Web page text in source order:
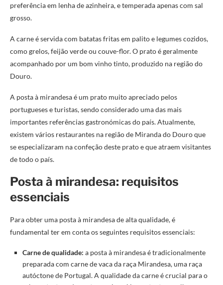
preferência em lenha de azinheira, e temperada apenas com sal
grosso.
A carne é servida com batatas fritas em palito e legumes cozidos,
como grelos, feijão verde ou couve-flor. O prato é geralmente
acompanhado por um bom vinho tinto, produzido na região do
Douro.
A posta à mirandesa é um prato muito apreciado pelos
portugueses e turistas, sendo considerado uma das mais
importantes referências gastronómicas do país. Atualmente,
existem vários restaurantes na região de Miranda do Douro que
se especializaram na confeção deste prato e que atraem visitantes
de todo o país.
Posta à mirandesa: requisitos
essenciais
Para obter uma posta à mirandesa de alta qualidade, é
fundamental ter em conta os seguintes requisitos essenciais:
Carne de qualidade: a posta à mirandesa é tradicionalmente
preparada com carne de vaca da raça Mirandesa, uma raça
autóctone de Portugal. A qualidade da carne é crucial para o